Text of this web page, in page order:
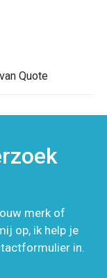
Quote
merk of
op, ik help je
in.